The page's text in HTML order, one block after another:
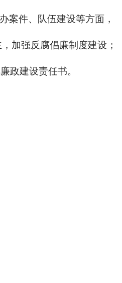
案件、队伍建设等方面，
加强反腐倡廉制度建设；
政建设责任书。